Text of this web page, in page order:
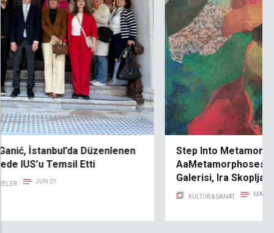
IUS’un İkinci Bursluluk Sınavı Geleceğin
Öğrencilerine Yeni Fırsatlar Sundu
ÖĞRENCI AKTIVITELERI